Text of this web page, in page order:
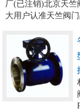
厂(已注销)北京天
大用户认准天竺阀